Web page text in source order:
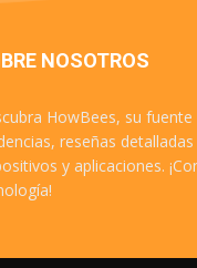
NOSOTROS
HowBees, su
reseñas
y aplicaciones.